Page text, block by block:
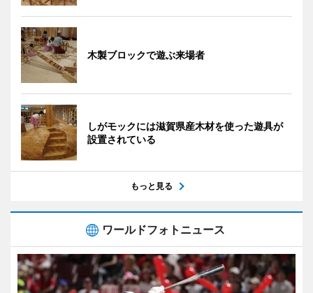
木製ブロックで遊ぶ来場者
しがモックには滋賀県産木材を使った遊具が
設置されている
もっと見る
ワールドフォトニュース